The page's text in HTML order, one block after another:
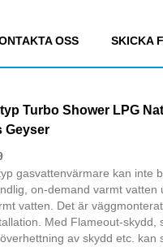
OSS SKICKA
Turbo Shower LPG
Geyser
gasvattenvärmare kan inte
on-demand varmt vatten
vatten. Det är
Med Flameout-skydd,
av skydd etc. kan